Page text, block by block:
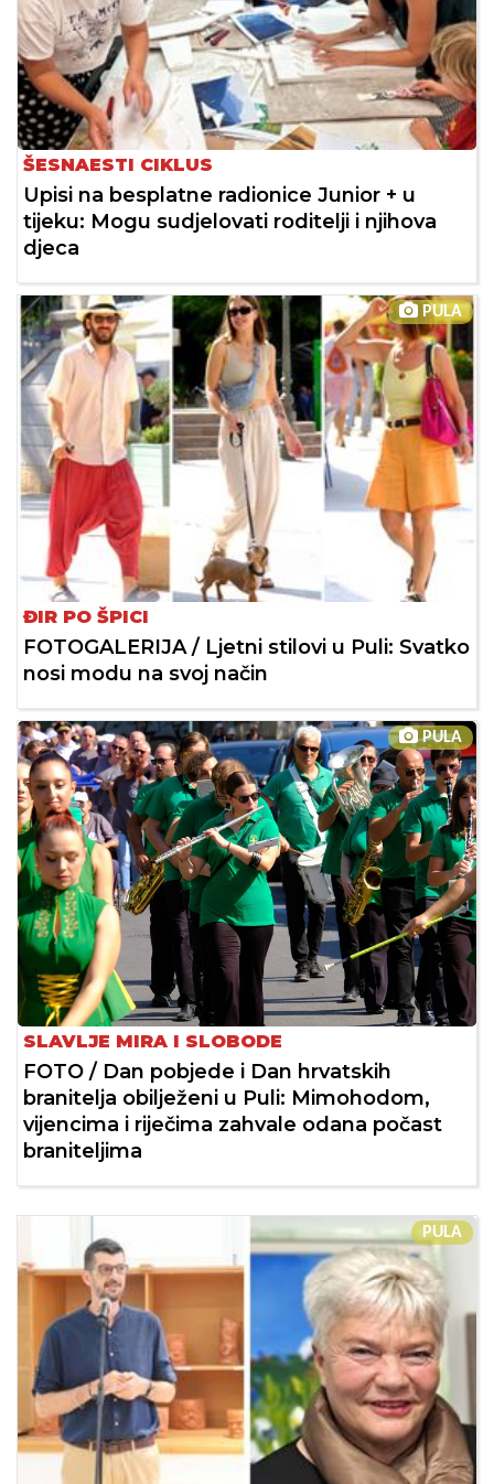
ŠESNAESTI CIKLUS
Upisi na besplatne radionice Junior + u
tijeku: Mogu sudjelovati roditelji i njihova
djeca
PULA
ĐIR PO ŠPICI
FOTOGALERIJA / Ljetni stilovi u Puli: Svatko
nosi modu na svoj način
PULA
SLAVLJE MIRA I SLOBODE
FOTO / Dan pobjede i Dan hrvatskih
branitelja obilježeni u Puli: Mimohodom,
vijencima i riječima zahvale odana počast
braniteljima
PULA